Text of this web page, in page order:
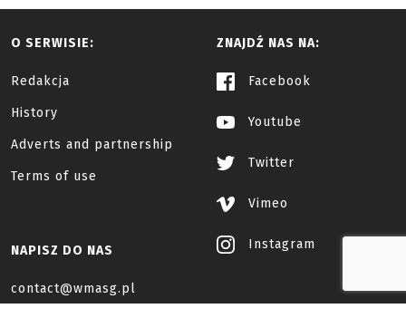
O SERWISIE:
Redakcja
History
Adverts and partnership
Terms of use
ZNAJDŹ NAS NA:
Facebook
Youtube
Twitter
Vimeo
Instagram
NAPISZ DO NAS
contact@wmasg.pl